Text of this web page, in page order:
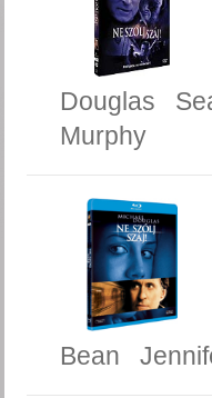
Douglas
Murphy
Bean